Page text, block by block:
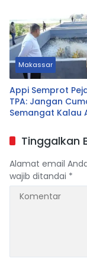
Makassar
Appi Semprot
TPA: Jangan
Semangat Kalau
Tinggalkan
Alamat email
wajib ditandai *